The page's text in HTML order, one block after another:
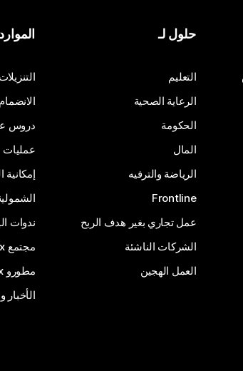
حلول لـ
التعليم
الرعاية الصحية
الحكومة
المال
الرياضة والترفيه
Frontline
عمل تجاري بغير هدف الربح
الشركات الناشئة
العمل الهجين
الموارد
التنزيلات
دروس
عمليات
ندوات
مجتمع Webex
مطورو Webex
الأخبار